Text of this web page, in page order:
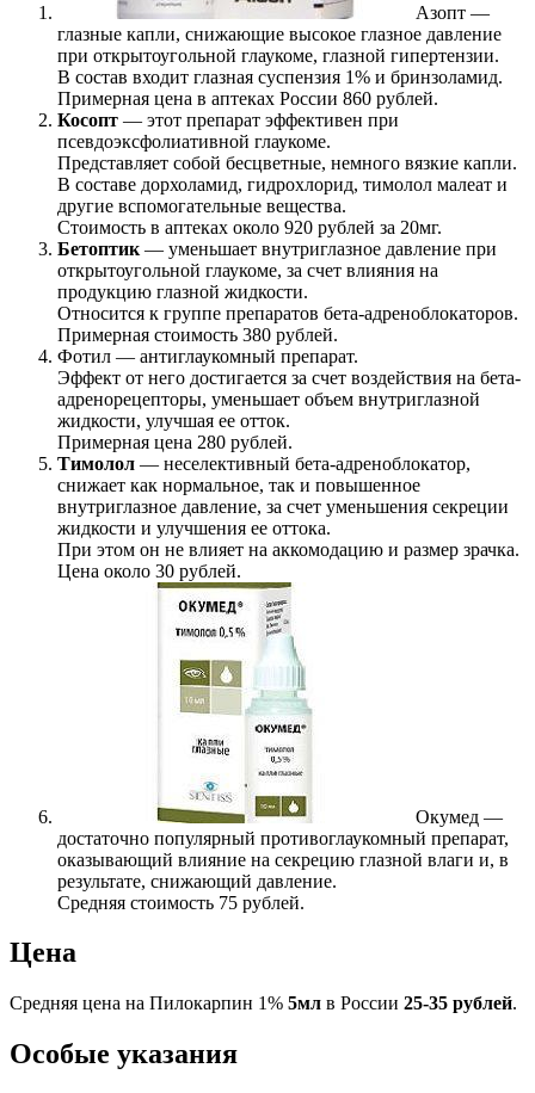
Азопт —
глазные капли, снижающие высокое глазное давление
при открытоугольной глаукоме, глазной гипертензии.
В состав входит глазная суспензия 1% и бринзоламид.
Примерная цена в аптеках России 860 рублей.
Косопт — этот препарат эффективен при
псевдоэксфолиативной глаукоме.
Представляет собой бесцветные, немного вязкие капли.
В составе дорхоламид, гидрохлорид, тимолол малеат и
другие вспомогательные вещества.
Стоимость в аптеках около 920 рублей за 20мг.
Бетоптик — уменьшает внутриглазное давление при
открытоугольной глаукоме, за счет влияния на
продукцию глазной жидкости.
Относится к группе препаратов бета-адреноблокаторов.
Примерная стоимость 380 рублей.
Фотил — антиглаукомный препарат.
Эффект от него достигается за счет воздействия на бета-
адренорецепторы, уменьшает объем внутриглазной
жидкости, улучшая ее отток.
Примерная цена 280 рублей.
Тимолол — неселективный бета-адреноблокатор,
снижает как нормальное, так и повышенное
внутриглазное давление, за счет уменьшения секреции
жидкости и улучшения ее оттока.
При этом он не влияет на аккомодацию и размер зрачка.
Цена около 30 рублей.
Окумед —
достаточно популярный противоглаукомный препарат,
оказывающий влияние на секрецию глазной влаги и, в
результате, снижающий давление.
Средняя стоимость 75 рублей.
Цена
Средняя цена на Пилокарпин 1% 5мл в России 25-35 рублей.
Особые указания